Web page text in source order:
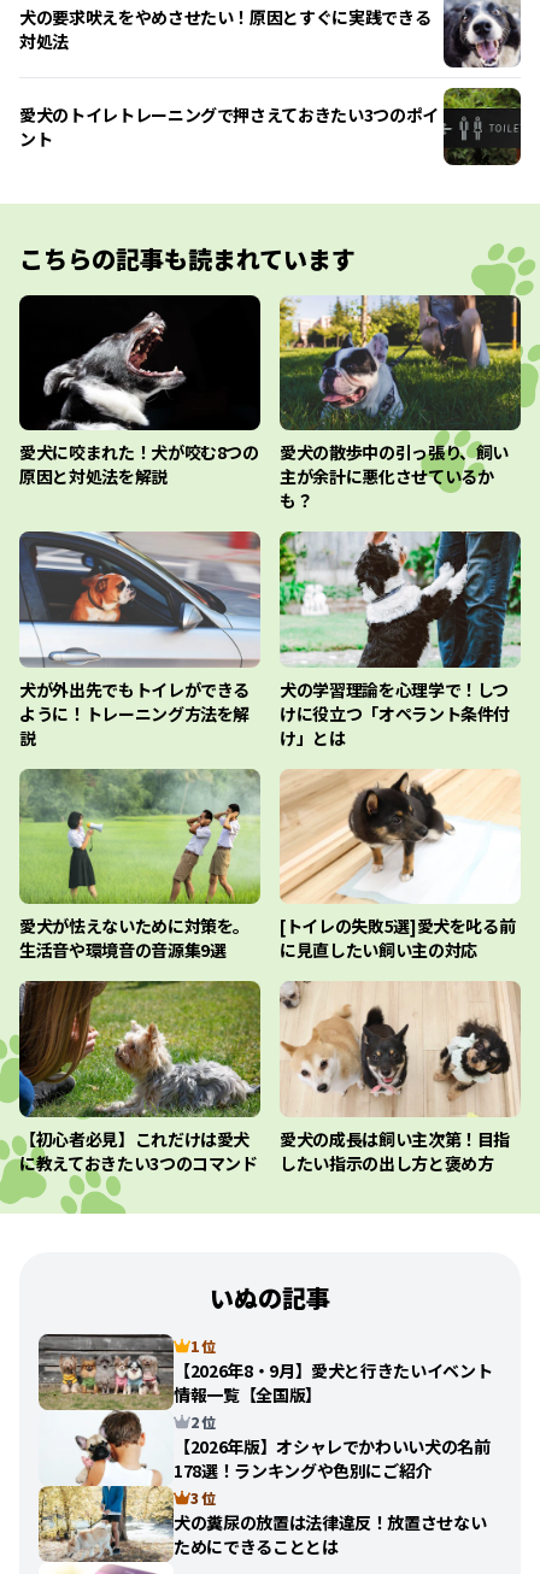
犬の要求吠えをやめさせたい！原因とすぐに実践できる
対処法
愛犬のトイレトレーニングで押さえておきたい3つのポイ
ント
こちらの記事も読まれています
愛犬に咬まれた！犬が咬む8つの
原因と対処法を解説
愛犬の散歩中の引っ張り、飼い
主が余計に悪化させているか
も？
犬が外出先でもトイレができる
ように！トレーニング方法を解
説
犬の学習理論を心理学で！しつ
けに役立つ「オペラント条件付
け」とは
愛犬が怯えないために対策を。
生活音や環境音の音源集9選
[トイレの失敗5選]愛犬を叱る前
に見直したい飼い主の対応
【初心者必見】これだけは愛犬
に教えておきたい3つのコマンド
愛犬の成長は飼い主次第！目指
したい指示の出し方と褒め方
いぬの記事
1 位
【2026年8・9月】愛犬と行きたいイベント
情報一覧【全国版】
2 位
【2026年版】オシャレでかわいい犬の名前
178選！ランキングや色別にご紹介
3 位
犬の糞尿の放置は法律違反！放置させない
ためにできることとは